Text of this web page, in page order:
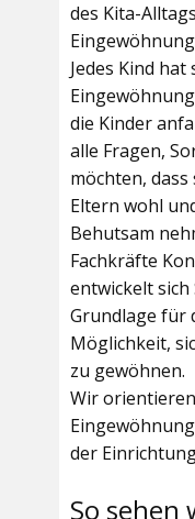
des Kita-
Jedes Kind
die Kinder
alle Fragen,
möchten, dass
Eltern wohl
Behutsam
Fachkräfte
entwickelt sich
Grundlage für
Möglichkeit,
zu gewöhnen.
Wir
der
So sehen